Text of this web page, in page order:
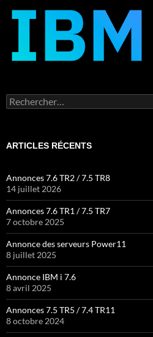
Rechercher :
ARTICLES RÉCENTS
Annonces 7.6 TR2 / 7.5 TR8
14 juillet 2026
Annonces 7.6 TR1 / 7.5 TR7
7 octobre 2025
Annonce des serveurs Power11
8 juillet 2025
Annonce IBM i 7.6
8 avril 2025
Annonces 7.5 TR5 / 7.4 TR11
8 octobre 2024